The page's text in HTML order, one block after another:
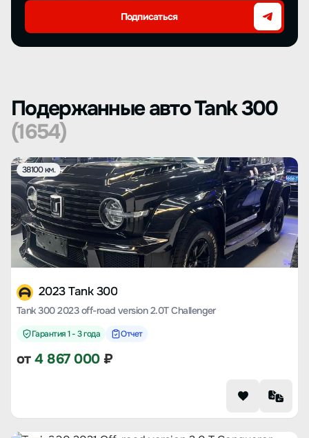
Подписаться
Подержанные авто Tank 300
(1654)
38100 км.
2023 Tank 300
Tank 300 2023 off-road version 2.0T Challenger
Гарантия 1 - 3 года Отчет
от4 867 000₽